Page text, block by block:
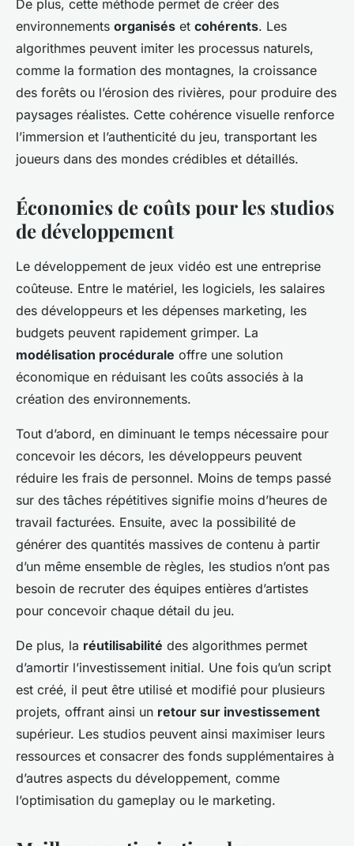
De plus, cette méthode permet de créer des
environnements organisés et cohérents. Les
algorithmes peuvent imiter les processus naturels,
comme la formation des montagnes, la croissance
des forêts ou l’érosion des rivières, pour produire des
paysages réalistes. Cette cohérence visuelle renforce
l’immersion et l’authenticité du jeu, transportant les
joueurs dans des mondes crédibles et détaillés.
Économies de coûts pour les studios
de développement
Le développement de jeux vidéo est une entreprise
coûteuse. Entre le matériel, les logiciels, les salaires
des développeurs et les dépenses marketing, les
budgets peuvent rapidement grimper. La
modélisation procédurale offre une solution
économique en réduisant les coûts associés à la
création des environnements.
Tout d’abord, en diminuant le temps nécessaire pour
concevoir les décors, les développeurs peuvent
réduire les frais de personnel. Moins de temps passé
sur des tâches répétitives signifie moins d’heures de
travail facturées. Ensuite, avec la possibilité de
générer des quantités massives de contenu à partir
d’un même ensemble de règles, les studios n’ont pas
besoin de recruter des équipes entières d’artistes
pour concevoir chaque détail du jeu.
De plus, la réutilisabilité des algorithmes permet
d’amortir l’investissement initial. Une fois qu’un script
est créé, il peut être utilisé et modifié pour plusieurs
projets, offrant ainsi un retour sur investissement
supérieur. Les studios peuvent ainsi maximiser leurs
ressources et consacrer des fonds supplémentaires à
d’autres aspects du développement, comme
l’optimisation du gameplay ou le marketing.